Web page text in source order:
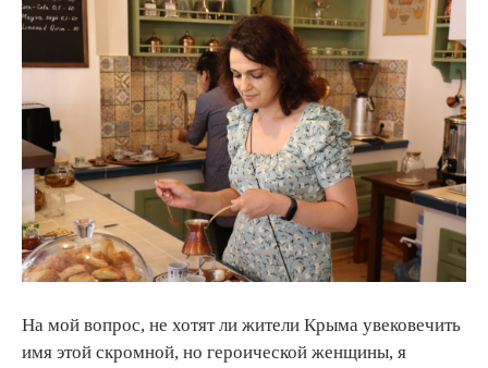
На мой вопрос, не хотят ли жители Крыма увековечить
имя этой скромной, но героической женщины, я